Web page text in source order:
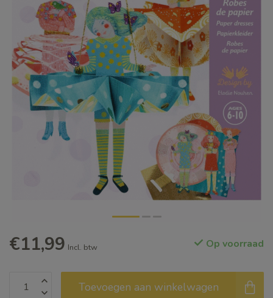
€11,99 Incl. btw Op voorraad
Toevoegen aan winkelwagen